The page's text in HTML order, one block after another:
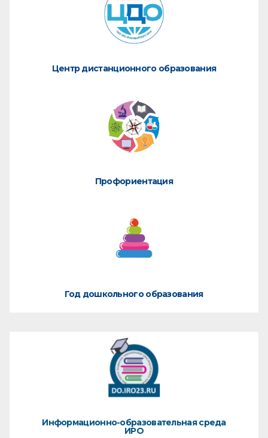
Центр дистанционного образования
Профориентация
Год дошкольного образования
Информационно-образовательная среда
ИРО